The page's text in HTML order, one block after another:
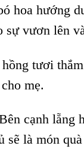
hoa hướng
sự vươn lên
tươi
mẹ.
cạnh lẵng
sẽ là món